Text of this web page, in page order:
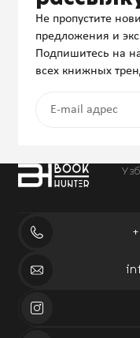
Не пропустите
предложения и
Подпишитесь на
всех книжных